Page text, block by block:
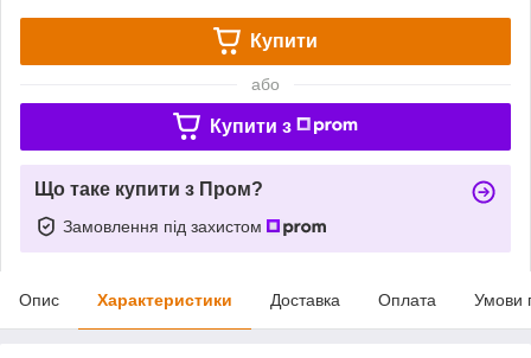
Купити
або
Купити з
Що таке купити з Пром?
Замовлення під захистом
Опис Характеристики Доставка Оплата Умови